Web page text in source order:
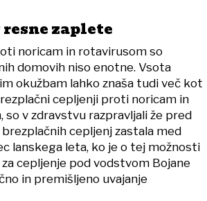
zaplete
noricam in rotavirusom so
domovih niso enotne. Vsota
okužbam lahko znaša tudi več kot
cepljenji proti noricam in
v zdravstvu razpravljali že pred
cepljenj zastala med
lanskega leta, ko je o tej možnosti
cepljenje pod vodstvom Bojane
in premišljeno uvajanje